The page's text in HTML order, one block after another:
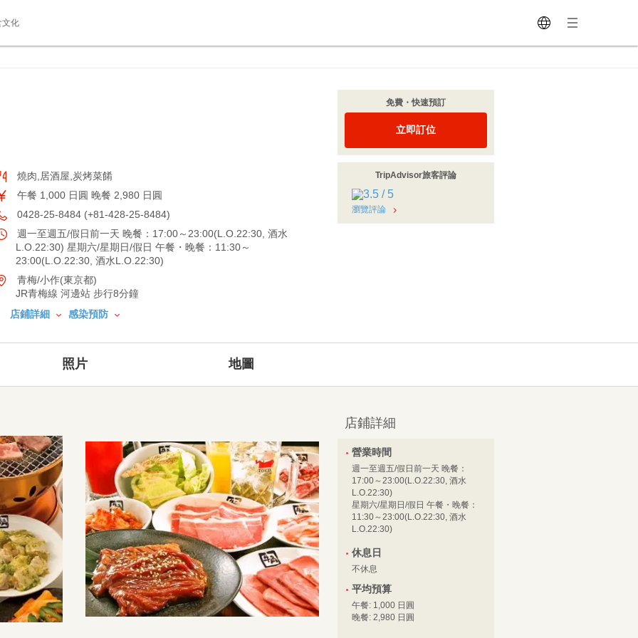
文化
燒肉,居酒屋,炭烤菜餚
午餐 1,000 日圓 晚餐 2,980 日圓
0428-25-8484 (+81-428-25-8484)
週一至週五/假日前一天 晚餐：17:00～23:00(L.O.22:30, 酒水
L.O.22:30) 星期六/星期日/假日 午餐・晚餐：11:30～
23:00(L.O.22:30, 酒水L.O.22:30)
青梅/小作(東京都)
JR青梅線 河邊站 步行8分鐘
店鋪詳細
感染預防
免費・快速預訂
立即訂位
TripAdvisor旅客評論
瀏覽評論
照片 地圖
店鋪詳細
營業時間
週一至週五/假日前一天 晚餐：
17:00～23:00(L.O.22:30, 酒水
L.O.22:30)
星期六/星期日/假日 午餐・晚餐：
11:30～23:00(L.O.22:30, 酒水
L.O.22:30)
休息日
不休息
平均預算
午餐: 1,000 日圓
晚餐: 2,980 日圓